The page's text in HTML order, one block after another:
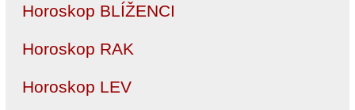
Horoskop BLÍŽENCI
Horoskop RAK
Horoskop LEV